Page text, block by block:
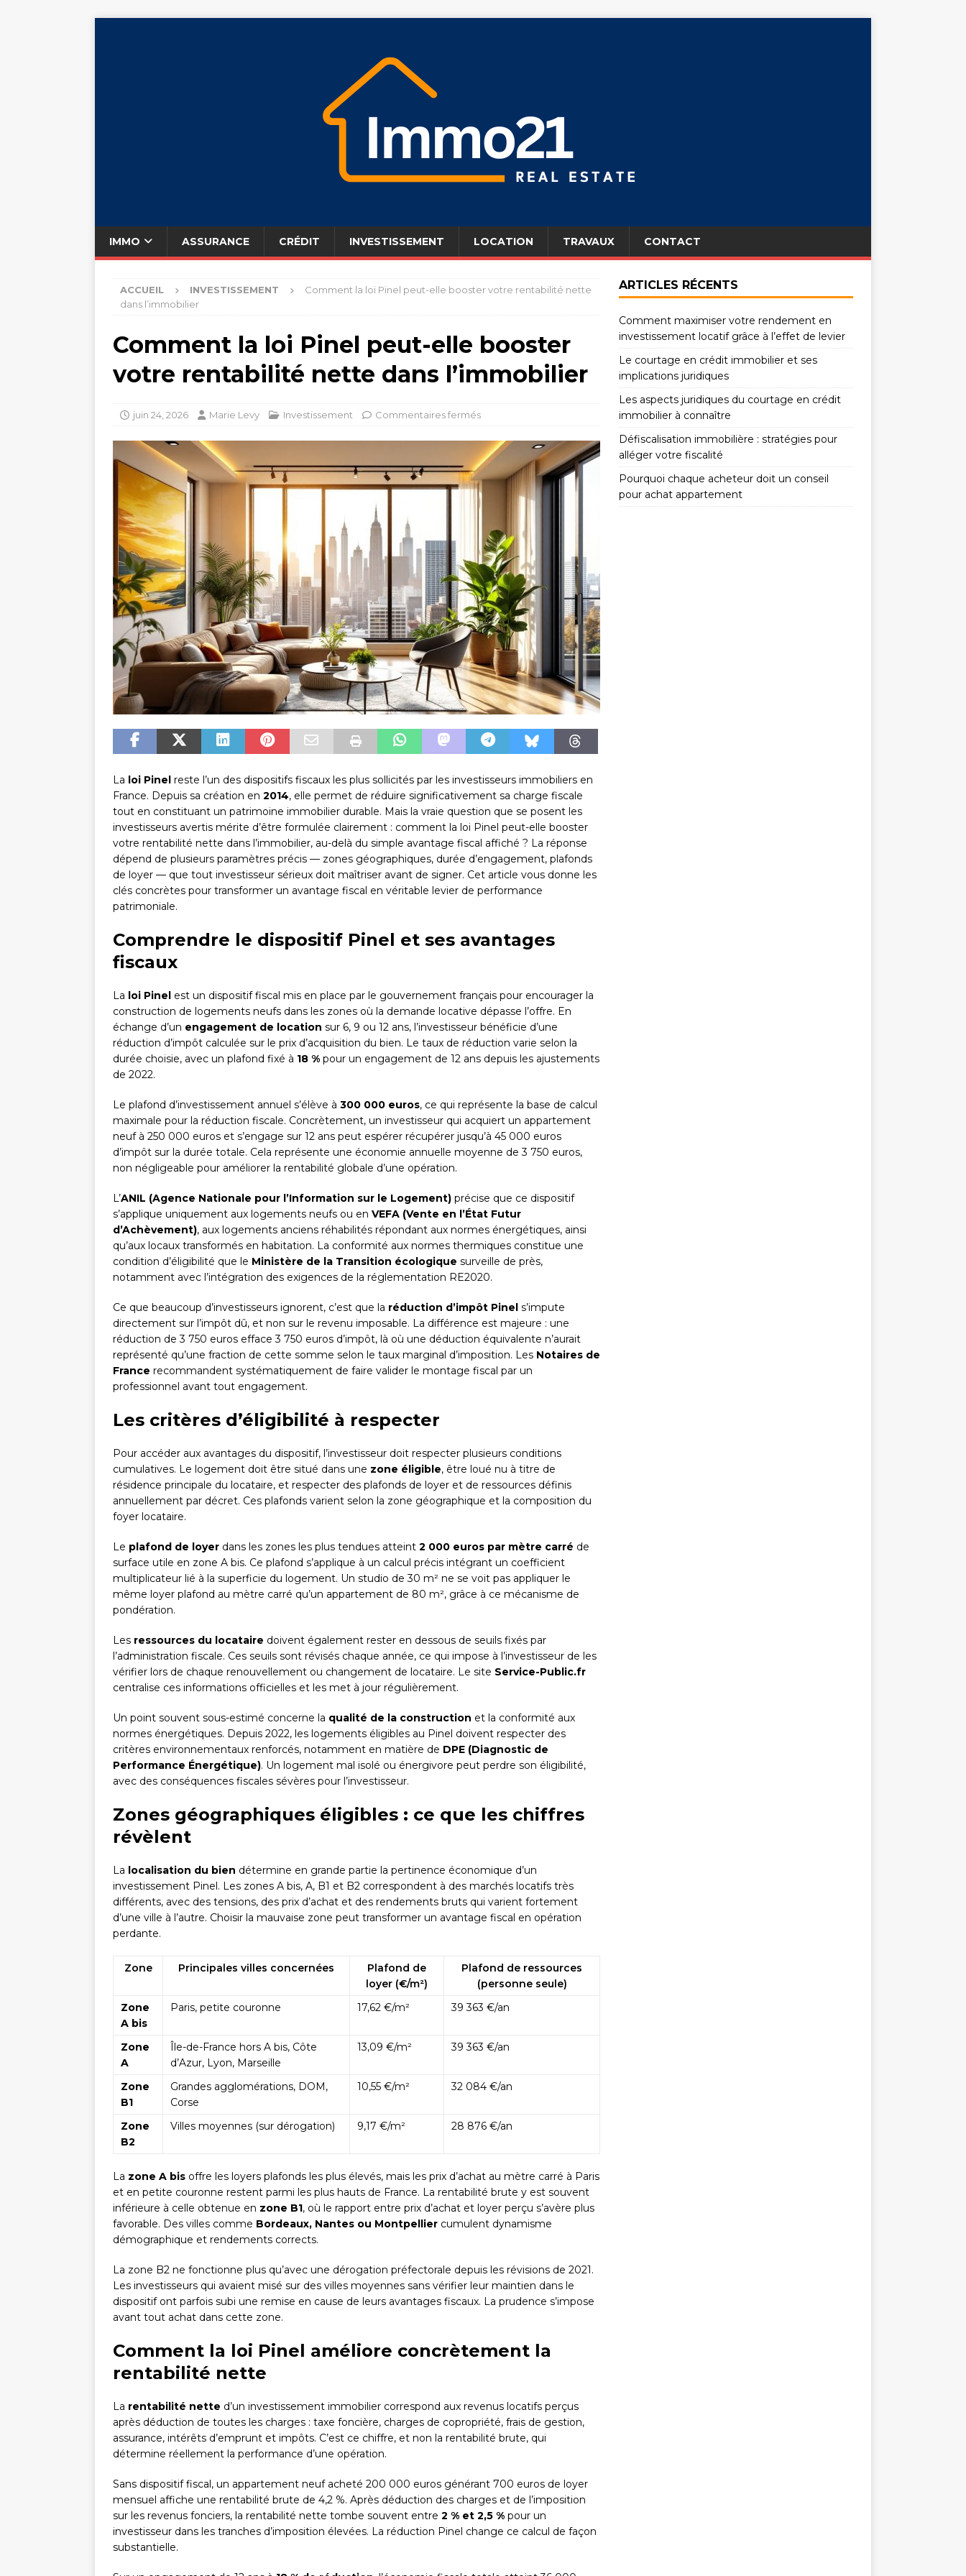
IMMO ASSURANCE CRÉDIT INVESTISSEMENT LOCATION TRAVAUX CONTACT
ACCUEIL INVESTISSEMENT
Comment la loi Pinel peut-elle booster votre rentabilité nette
dans l’immobilier
Comment la loi Pinel peut-elle booster
votre rentabilité nette dans l’immobilier
juin 24, 2026 Marie Levy Investissement Commentaires fermés
La loi Pinel reste l’un des dispositifs fiscaux les plus sollicités par les investisseurs immobiliers en
France. Depuis sa création en 2014, elle permet de réduire significativement sa charge fiscale
tout en constituant un patrimoine immobilier durable. Mais la vraie question que se posent les
investisseurs avertis mérite d’être formulée clairement : comment la loi Pinel peut-elle booster
votre rentabilité nette dans l’immobilier, au-delà du simple avantage fiscal affiché ? La réponse
dépend de plusieurs paramètres précis — zones géographiques, durée d’engagement, plafonds
de loyer — que tout investisseur sérieux doit maîtriser avant de signer. Cet article vous donne les
clés concrètes pour transformer un avantage fiscal en véritable levier de performance
patrimoniale.
Comprendre le dispositif Pinel et ses avantages
fiscaux
La loi Pinel est un dispositif fiscal mis en place par le gouvernement français pour encourager la
construction de logements neufs dans les zones où la demande locative dépasse l’offre. En
échange d’un engagement de location sur 6, 9 ou 12 ans, l’investisseur bénéficie d’une
réduction d’impôt calculée sur le prix d’acquisition du bien. Le taux de réduction varie selon la
durée choisie, avec un plafond fixé à 18 % pour un engagement de 12 ans depuis les ajustements
de 2022.
Le plafond d’investissement annuel s’élève à 300 000 euros, ce qui représente la base de calcul
maximale pour la réduction fiscale. Concrètement, un investisseur qui acquiert un appartement
neuf à 250 000 euros et s’engage sur 12 ans peut espérer récupérer jusqu’à 45 000 euros
d’impôt sur la durée totale. Cela représente une économie annuelle moyenne de 3 750 euros,
non négligeable pour améliorer la rentabilité globale d’une opération.
L’ANIL (Agence Nationale pour l’Information sur le Logement) précise que ce dispositif
s’applique uniquement aux logements neufs ou en VEFA (Vente en l’État Futur
d’Achèvement), aux logements anciens réhabilités répondant aux normes énergétiques, ainsi
qu’aux locaux transformés en habitation. La conformité aux normes thermiques constitue une
condition d’éligibilité que le Ministère de la Transition écologique surveille de près,
notamment avec l’intégration des exigences de la réglementation RE2020.
Ce que beaucoup d’investisseurs ignorent, c’est que la réduction d’impôt Pinel s’impute
directement sur l’impôt dû, et non sur le revenu imposable. La différence est majeure : une
réduction de 3 750 euros efface 3 750 euros d’impôt, là où une déduction équivalente n’aurait
représenté qu’une fraction de cette somme selon le taux marginal d’imposition. Les Notaires de
France recommandent systématiquement de faire valider le montage fiscal par un
professionnel avant tout engagement.
Les critères d’éligibilité à respecter
Pour accéder aux avantages du dispositif, l’investisseur doit respecter plusieurs conditions
cumulatives. Le logement doit être situé dans une zone éligible, être loué nu à titre de
résidence principale du locataire, et respecter des plafonds de loyer et de ressources définis
annuellement par décret. Ces plafonds varient selon la zone géographique et la composition du
foyer locataire.
Le plafond de loyer dans les zones les plus tendues atteint 2 000 euros par mètre carré de
surface utile en zone A bis. Ce plafond s’applique à un calcul précis intégrant un coefficient
multiplicateur lié à la superficie du logement. Un studio de 30 m² ne se voit pas appliquer le
même loyer plafond au mètre carré qu’un appartement de 80 m², grâce à ce mécanisme de
pondération.
Les ressources du locataire doivent également rester en dessous de seuils fixés par
l’administration fiscale. Ces seuils sont révisés chaque année, ce qui impose à l’investisseur de les
vérifier lors de chaque renouvellement ou changement de locataire. Le site Service-Public.fr
centralise ces informations officielles et les met à jour régulièrement.
Un point souvent sous-estimé concerne la qualité de la construction et la conformité aux
normes énergétiques. Depuis 2022, les logements éligibles au Pinel doivent respecter des
critères environnementaux renforcés, notamment en matière de DPE (Diagnostic de
Performance Énergétique). Un logement mal isolé ou énergivore peut perdre son éligibilité,
avec des conséquences fiscales sévères pour l’investisseur.
Zones géographiques éligibles : ce que les chiffres
révèlent
La localisation du bien détermine en grande partie la pertinence économique d’un
investissement Pinel. Les zones A bis, A, B1 et B2 correspondent à des marchés locatifs très
différents, avec des tensions, des prix d’achat et des rendements bruts qui varient fortement
d’une ville à l’autre. Choisir la mauvaise zone peut transformer un avantage fiscal en opération
perdante.
Zone Principales villes concernées
Plafond de
loyer (€/m²)
Plafond de ressources
(personne seule)
Zone
A bis
Paris, petite couronne 17,62 €/m² 39 363 €/an
Zone
A
Île-de-France hors A bis, Côte
d’Azur, Lyon, Marseille
13,09 €/m² 39 363 €/an
Zone
B1
Grandes agglomérations, DOM,
Corse
10,55 €/m² 32 084 €/an
Zone
B2
Villes moyennes (sur dérogation) 9,17 €/m² 28 876 €/an
La zone A bis offre les loyers plafonds les plus élevés, mais les prix d’achat au mètre carré à Paris
et en petite couronne restent parmi les plus hauts de France. La rentabilité brute y est souvent
inférieure à celle obtenue en zone B1, où le rapport entre prix d’achat et loyer perçu s’avère plus
favorable. Des villes comme Bordeaux, Nantes ou Montpellier cumulent dynamisme
démographique et rendements corrects.
La zone B2 ne fonctionne plus qu’avec une dérogation préfectorale depuis les révisions de 2021.
Les investisseurs qui avaient misé sur des villes moyennes sans vérifier leur maintien dans le
dispositif ont parfois subi une remise en cause de leurs avantages fiscaux. La prudence s’impose
avant tout achat dans cette zone.
Comment la loi Pinel améliore concrètement la
rentabilité nette
La rentabilité nette d’un investissement immobilier correspond aux revenus locatifs perçus
après déduction de toutes les charges : taxe foncière, charges de copropriété, frais de gestion,
assurance, intérêts d’emprunt et impôts. C’est ce chiffre, et non la rentabilité brute, qui
détermine réellement la performance d’une opération.
Sans dispositif fiscal, un appartement neuf acheté 200 000 euros générant 700 euros de loyer
mensuel affiche une rentabilité brute de 4,2 %. Après déduction des charges et de l’imposition
sur les revenus fonciers, la rentabilité nette tombe souvent entre 2 % et 2,5 % pour un
investisseur dans les tranches d’imposition élevées. La réduction Pinel change ce calcul de façon
substantielle.
ARTICLES RÉCENTS
Comment maximiser votre rendement en
investissement locatif grâce à l’effet de levier
Le courtage en crédit immobilier et ses
implications juridiques
Les aspects juridiques du courtage en crédit
immobilier à connaître
Défiscalisation immobilière : stratégies pour
alléger votre fiscalité
Pourquoi chaque acheteur doit un conseil
pour achat appartement